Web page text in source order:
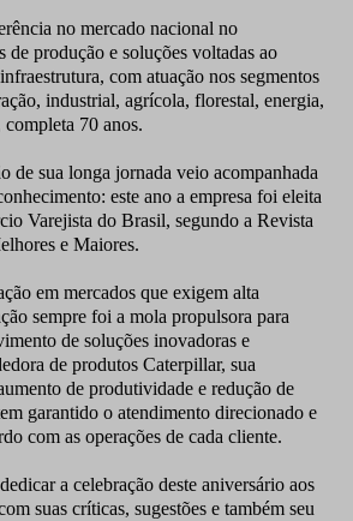
no mercado nacional no
de produção e soluções voltadas ao
com atuação nos segmentos
industrial, agrícola, florestal, energia,
70 anos.
de sua longa jornada veio acompanhada
este ano a empresa foi eleita
Varejista do Brasil, segundo a Revista
e Maiores.
em mercados que exigem alta
sempre foi a mola propulsora para
de soluções inovadoras e
de produtos Caterpillar, sua
de produtividade e redução de
garantido o atendimento direcionado e
com as operações de cada cliente.
a celebração deste aniversário aos
suas críticas, sugestões e também seu